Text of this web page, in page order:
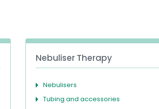
International English
Nebuliser Therapy
Nebulisers
Tubing and accessories